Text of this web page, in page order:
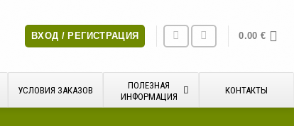
ВХОД / РЕГИСТРАЦИЯ 0.00 €
УСЛОВИЯ ЗАКАЗОВ
ПОЛЕЗНАЯ
ИНФОРМАЦИЯ
КОНТАКТЫ